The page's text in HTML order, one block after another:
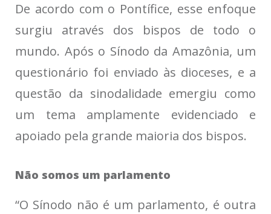
De acordo com o Pontífice, esse enfoque
surgiu através dos bispos de todo o
mundo. Após o Sínodo da Amazônia, um
questionário foi enviado às dioceses, e a
questão da sinodalidade emergiu como
um tema amplamente evidenciado e
apoiado pela grande maioria dos bispos.
Não somos um parlamento
“O Sínodo não é um parlamento, é outra